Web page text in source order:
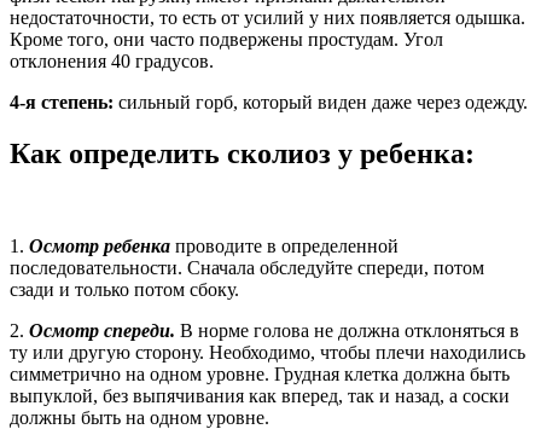
недостаточности, то есть от усилий у них появляется одышка.
Кроме того, они часто подвержены простудам. Угол
отклонения 40 градусов.
4-я степень: сильный горб, который виден даже через одежду.
Как определить сколиоз у ребенка:
1. Осмотр ребенка проводите в определенной
последовательности. Сначала обследуйте спереди, потом
сзади и только потом сбоку.
2. Осмотр спереди. В норме голова не должна отклоняться в
ту или другую сторону. Необходимо, чтобы плечи находились
симметрично на одном уровне. Грудная клетка должна быть
выпуклой, без выпячивания как вперед, так и назад, а соски
должны быть на одном уровне.